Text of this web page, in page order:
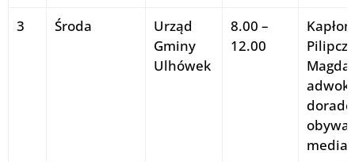
3
Środa
Urząd
Gminy
Ulhówek
8.00 –
12.00